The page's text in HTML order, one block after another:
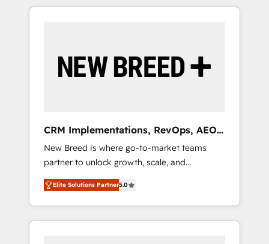
HubSpotアワード受賞・HUGリーダー ✓
AI活用に関するご相談、現状整理の壁打ちな
ど、構想段階からお気軽にお問い合わせくださ
Success Media (Paid Media), making this the
by Globalia’s technical development team. -
19 HubSpot-certified trainers to drive
deployment of Breeze AI and custom agents
to automate growth. 🏆 Elite Excellence - 8
platform accreditations and deep HIPAA-
compliance expertise. - A team of 250+
experts dedicated to your resilient growth.
CRM Implementations, RevOps, AEO
+ Web, Demand Gen
New Breed is where go-to-market teams
partner to unlock growth, scale, and
transformation. We help companies activate
HubSpot’s AI-powered customer platform
and operationalize HubSpot’s Loop
Marketing framework through expert-led
Elite Solutions Partner5.0